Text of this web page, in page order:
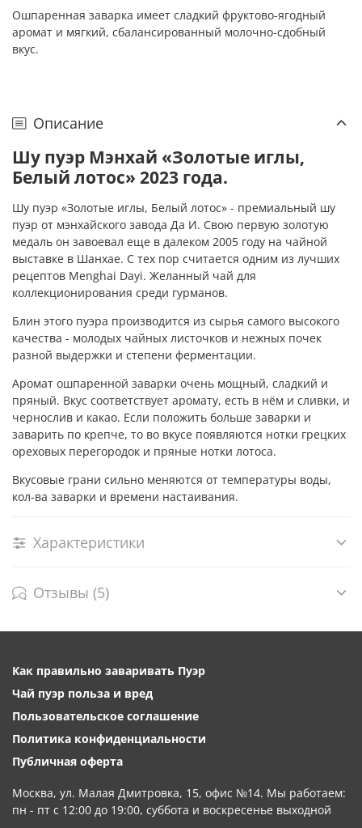
Ошпаренная заварка имеет сладкий фруктово-ягодный
аромат и мягкий, сбалансированный молочно-сдобный
вкус.
Описание
Шу пуэр Мэнхай «Золотые иглы,
Белый лотос» 2023 года.
Шу пуэр «Золотые иглы, Белый лотос» - премиальный шу
пуэр от мэнхайского завода Да И. Свою первую золотую
медаль он завоевал еще в далеком 2005 году на чайной
выставке в Шанхае. С тех пор считается одним из лучших
рецептов Menghai Dayi. Желанный чай для
коллекционирования среди гурманов.
Блин этого пуэра производится из сырья самого высокого
качества - молодых чайных листочков и нежных почек
разной выдержки и степени ферментации.
Аромат ошпаренной заварки очень мощный, сладкий и
пряный. Вкус соответствует аромату, есть в нём и сливки, и
чернослив и какао. Если положить больше заварки и
заварить по крепче, то во вкусе появляются нотки грецких
ореховых перегородок и пряные нотки лотоса.
Вкусовые грани сильно меняются от температуры воды,
кол-ва заварки и времени настаивания.
Характеристики
Отзывы (5)
Как правильно заваривать Пуэр
Чай пуэр польза и вред
Пользовательское соглашение
Политика конфиденциальности
Публичная оферта
Москва, ул. Малая Дмитровка, 15, офис №14. Мы работаем:
пн - пт с 12:00 до 19:00, суббота и воскресенье выходной